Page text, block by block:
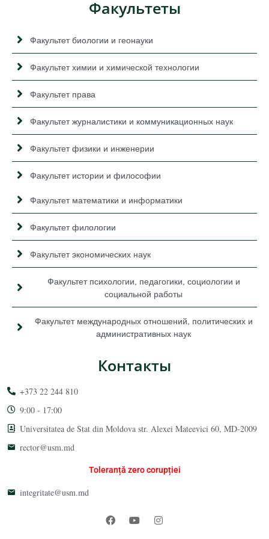
Факультеты
Факультет биологии и геонауки
Факультет химии и химической технологии
Факультет права
Факультет журналистики и коммуникационных наук
Факультет физики и инженерии
Факультет истории и философии
Факультет математики и информатики
Факультет филологии
Факультет экономических наук
Факультет психологии, педагогики, социологии и
социальной работы
Факультет международных отношений, политических и
административных наук
Контакты
+373 22 244 810
9:00 - 17:00
Universitatea de Stat din Moldova str. Alexei Mateevici 60, MD-2009
rector@usm.md
Toleranță zero corupției
integritate@usm.md